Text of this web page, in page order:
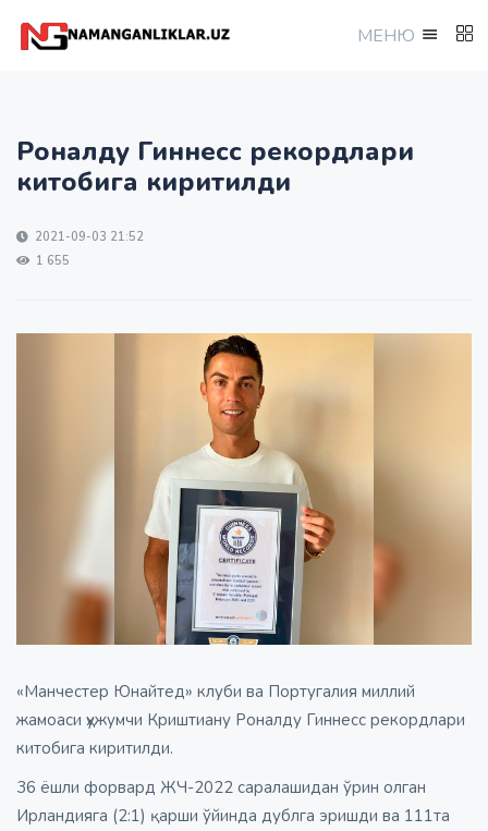
МEНЮ
Роналду Гиннесс рекордлари
китобига киритилди
2021-09-03 21:52
1 655
«Манчестер Юнайтед» клуби ва Португалия миллий
жамоаси ҳужумчи Криштиану Роналду Гиннесс рекордлари
китобига киритилди.
36 ёшли форвард ЖЧ-2022 саралашидан ўрин олган
Ирландияга (2:1) қарши ўйинда дублга эришди ва 111та